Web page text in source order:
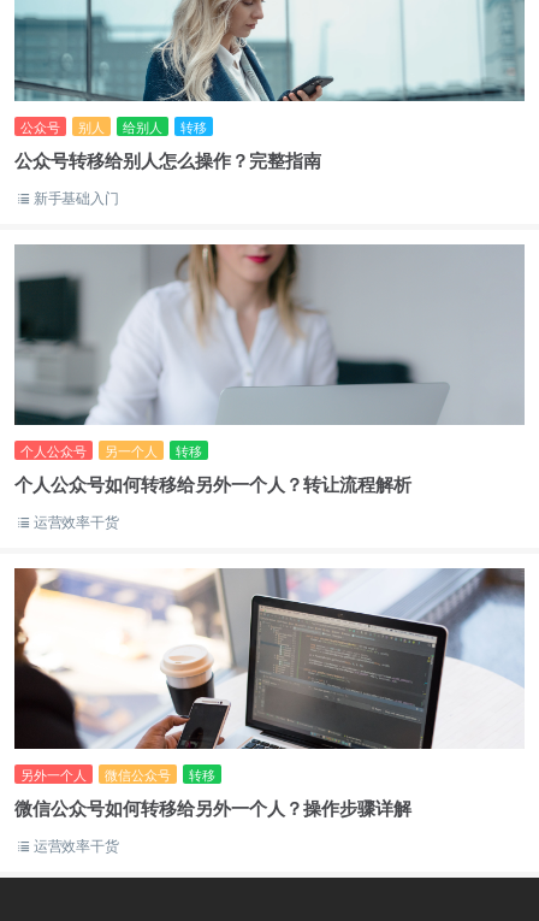
公众号 别人 给别人 转移
公众号转移给别人怎么操作？完整指南
新手基础入门
个人公众号 另一个人 转移
个人公众号如何转移给另外一个人？转让流程解析
运营效率干货
另外一个人 微信公众号 转移
微信公众号如何转移给另外一个人？操作步骤详解
运营效率干货